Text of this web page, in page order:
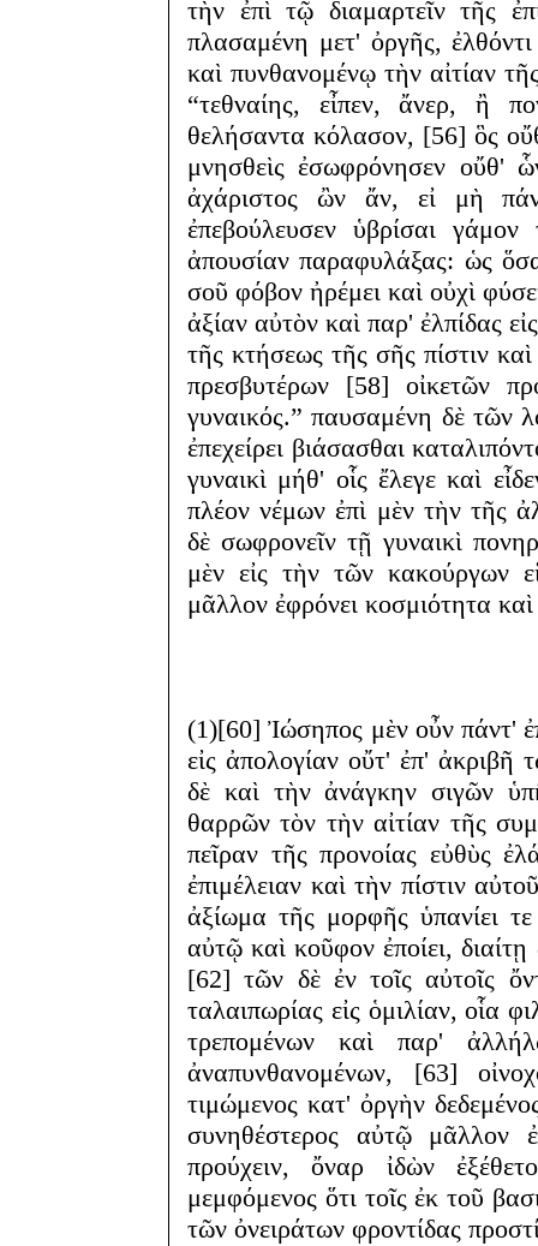
τὴν ἐπὶ τῷ διαμαρτεῖν τῆς
πλασαμένη μετ' ὀργῆς,
καὶ πυνθανομένῳ τὴν αἰτίαν
“τεθναίης, εἶπεν, ἄνερ, ἢ
θελήσαντα κόλασον, [56] ὃς
μνησθεὶς ἐσωφρόνησεν οὔθ'
ἀχάριστος ὢν ἄν, εἰ μὴ
ἐπεβούλευσεν ὑβρίσαι
ἀπουσίαν παραφυλάξας: ὡς
σοῦ φόβον ἠρέμει καὶ οὐχὶ
ἀξίαν αὐτὸν καὶ παρ' ἐλπίδας
τῆς κτήσεως τῆς σῆς πίστιν
πρεσβυτέρων [58] οἰκετῶν
γυναικός.” παυσαμένη δὲ τῶν
ἐπεχείρει βιάσασθαι
γυναικὶ μήθ' οἷς ἔλεγε καὶ
πλέον νέμων ἐπὶ μὲν τὴν τῆς
δὲ σωφρονεῖν τῇ γυναικὶ
μὲν εἰς τὴν τῶν κακούργων
μᾶλλον ἐφρόνει κοσμιότητα
(1)[60] Ἰώσηπος μὲν οὖν πάντ'
εἰς ἀπολογίαν οὔτ' ἐπ' ἀκριβῆ
δὲ καὶ τὴν ἀνάγκην σιγῶν
θαρρῶν τὸν τὴν αἰτίαν τῆς
πεῖραν τῆς προνοίας εὐθὺς
ἐπιμέλειαν καὶ τὴν πίστιν
ἀξίωμα τῆς μορφῆς ὑπανίει
αὐτῷ καὶ κοῦφον ἐποίει,
[62] τῶν δὲ ἐν τοῖς αὐτοῖς
ταλαιπωρίας εἰς ὁμιλίαν, οἷα
τρεπομένων καὶ παρ'
ἀναπυνθανομένων, [63]
τιμώμενος κατ' ὀργὴν
συνηθέστερος αὐτῷ μᾶλλον
προύχειν, ὄναρ ἰδὼν
μεμφόμενος ὅτι τοῖς ἐκ τοῦ
τῶν ὀνειράτων φροντίδας